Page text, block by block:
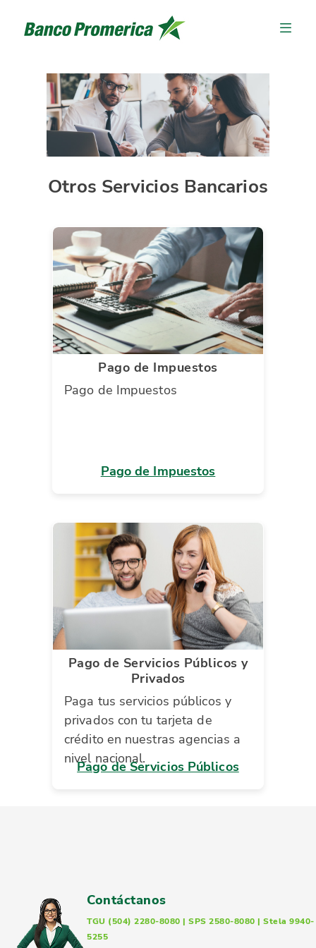
Otros Servicios Bancarios
Pago de Impuestos
Pago de Impuestos
Pago de Impuestos
Pago de Servicios Públicos y
Privados
Paga tus servicios públicos y
privados con tu tarjeta de
crédito en nuestras agencias a
nivel nacional.
Pago de Servicios Públicos
Contáctanos
TGU (504) 2280-8080 | SPS 2580-8080 | Stela 9940-
5255